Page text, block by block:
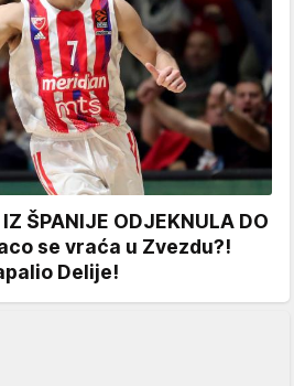
ŠPANIJE ODJEKNULA DO
se vraća u Zvezdu?!
Delije!